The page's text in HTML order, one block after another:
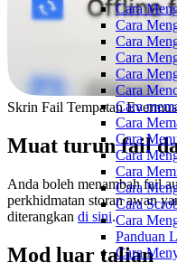
Cara
Cara
Cara
Cara
Cara
Cara
Cara
Cara
Cara
Cara
Cara
Cara
Cara
Cara
Panduan
Cara
Skrin Fail Tempatan
Muat turun fail
Anda boleh menambah fail
perkhidmatan storan awan
diterangkan di sini.
Mod luar talian